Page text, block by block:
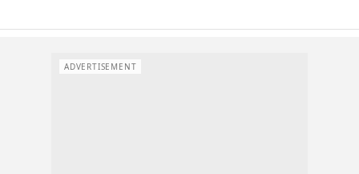
ADVERTISEMENT